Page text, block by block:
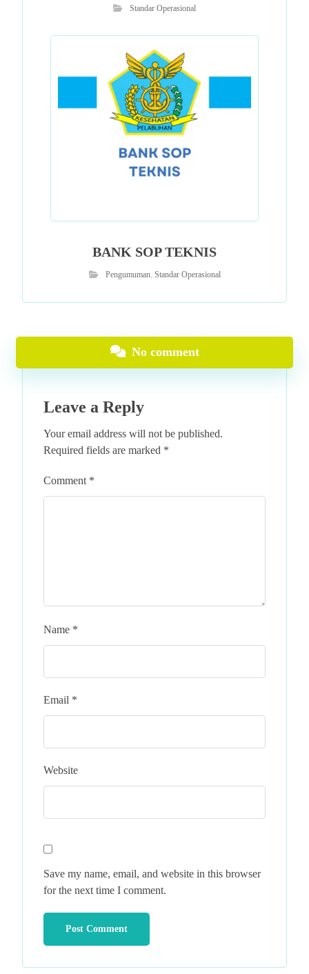
Standar Operasional
BANK SOP TEKNIS
Pengumuman, Standar Operasional
No comment
Leave a Reply
Your email address will not be published.
Required fields are marked *
Comment *
Name *
Email *
Website
Save my name, email, and website in this browser
for the next time I comment.